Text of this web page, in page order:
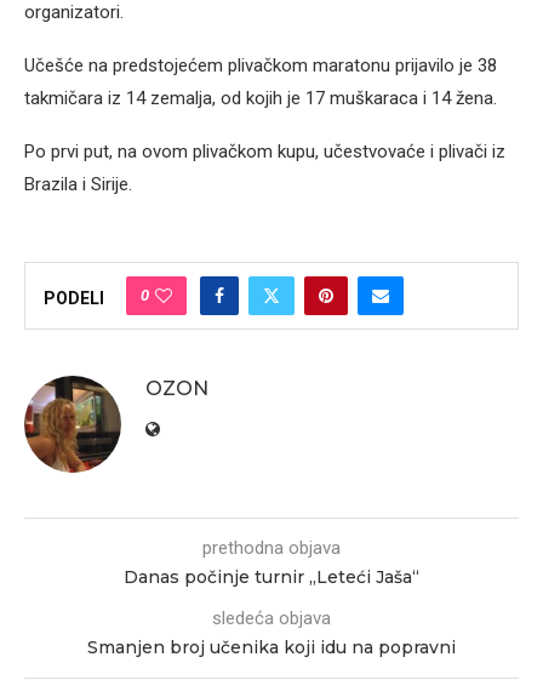
organizatori.
Učešće na predstojećem plivačkom maratonu prijavilo je 38
takmičara iz 14 zemalja, od kojih je 17 muškaraca i 14 žena.
Po prvi put, na ovom plivačkom kupu, učestvovaće i plivači iz
Brazila i Sirije.
PODELI 0
OZON
prethodna objava
Danas počinje turnir „Leteći Jaša“
sledeća objava
Smanjen broj učenika koji idu na popravni